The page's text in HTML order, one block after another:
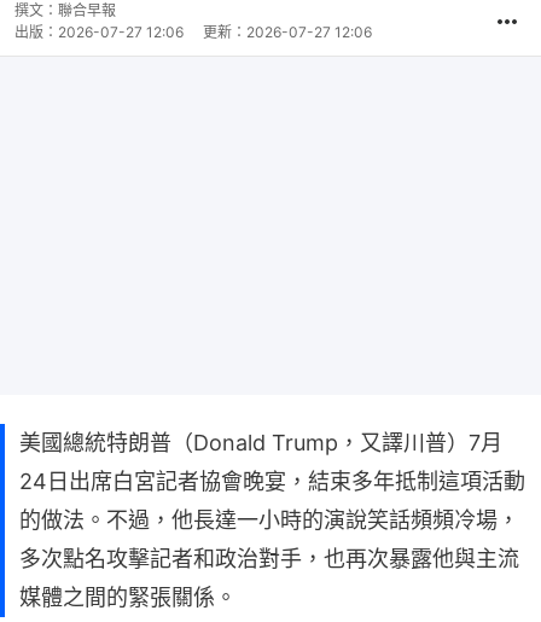
撰文： 聯合早報
出版： 2026-07-27 12:06 更新： 2026-07-27 12:06
美國總統特朗普（Donald Trump，又譯川普）7月
24日出席白宮記者協會晚宴，結束多年抵制這項活動
的做法。不過，他長達一小時的演說笑話頻頻冷場，
多次點名攻擊記者和政治對手，也再次暴露他與主流
媒體之間的緊張關係。